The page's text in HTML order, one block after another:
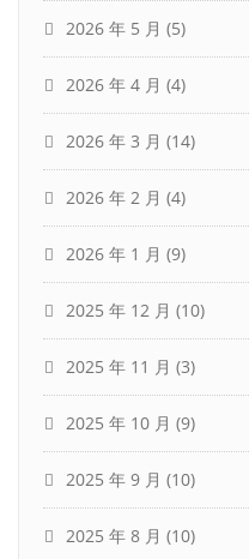
2026 年 5 月 (5)
2026 年 4 月 (4)
2026 年 3 月 (14)
2026 年 2 月 (4)
2026 年 1 月 (9)
2025 年 12 月 (10)
2025 年 11 月 (3)
2025 年 10 月 (9)
2025 年 9 月 (10)
2025 年 8 月 (10)